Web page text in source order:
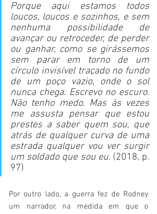
Porque aqui estamos todos
loucos, loucos e sozinhos, e sem
nenhuma possibilidade de
avançar ou retroceder, de perder
ou ganhar, como se girássemos
sem parar em torno de um
círculo invisível traçado no fundo
de um poço vazio, onde o sol
nunca chega. Escrevo no escuro.
Não tenho medo. Mas às vezes
me assusta pensar que estou
prestes a saber quem sou, que
atrás de qualquer curva de uma
estrada qualquer vou ver surgir
um soldado que sou eu. (2018, p.
97)
Por outro lado, a guerra fez de Rodney
um narrador, na medida em que o